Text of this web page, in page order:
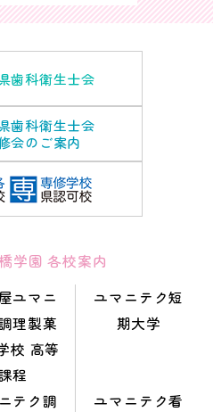
歯科衛生士会
歯科衛生士会
会のご案内
学園 各校案内
ユマニ
理製菓
校 高等
程
ユマニテク短
期大学
テク調
ユマニテク看